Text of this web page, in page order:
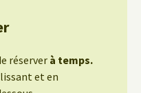
réserverà temps.
et en